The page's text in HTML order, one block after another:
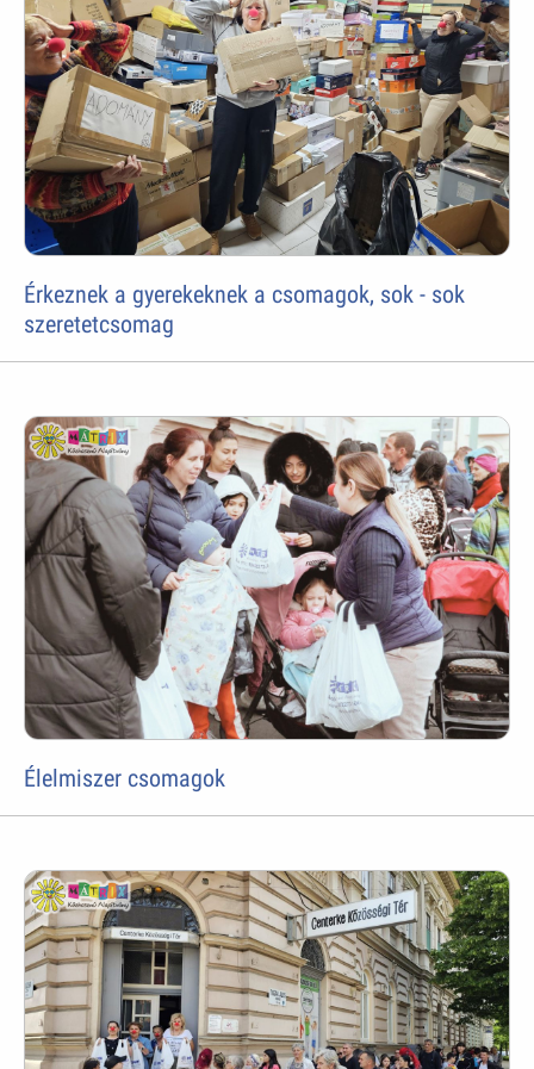
Érkeznek a gyerekeknek a csomagok, sok - sok
szeretetcsomag
Élelmiszer csomagok